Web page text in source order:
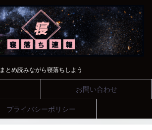
まとめ読みながら寝落ちしよう
お問い合わせ
プライバシーポリシー